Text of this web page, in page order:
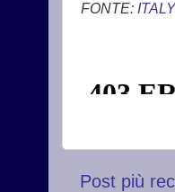
FONTE:
Post più